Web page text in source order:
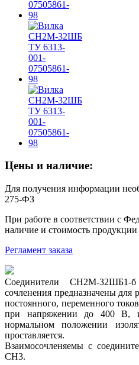
Цены и наличие:
Для получения информации
275-ФЗ
При работе в соответствии с
наличие и стоимость продукции
Регламент заказа
Соединители СН2М-32ШБ1-
сочленения предназначены для
постоянного, переменного
при напряжении до 400
нормальном положении
проставляется.
Взаимосочленяемы с
СН3.